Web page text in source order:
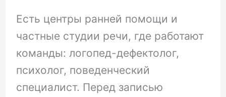
Есть центры ранней помощи и
частные студии речи, где работают
команды: логопед-дефектолог,
психолог, поведенческий
специалист. Перед записью